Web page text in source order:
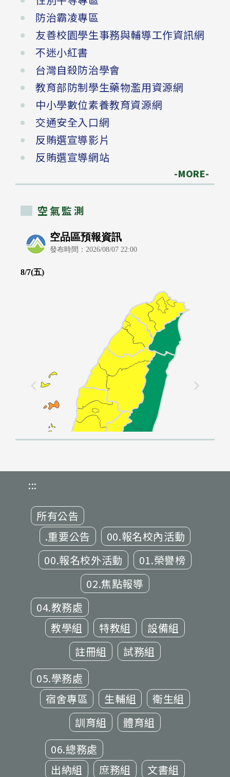
防治霸凌專區
友善校園學生事務與輔導工作資訊網
不迷小紅書
台灣自殺防治學會
教育部防制學生藥物濫用資源網
中小學數位素養教育資源網
交通安全入口網
反賄選宣導影片
反賄選宣導網站
-MORE-
空氣監測
:::
所有公告
.重要公告
00.報名校內活動
00.報名校外活動
01.榮譽榜
02.焦點報導
04.教務處
教學組
特教組
設備組
註冊組
試務組
05.學務處
宿舍專區
生輔組
衛生組
訓育組
體育組
06.總務處
出納組
庶務組 文書組